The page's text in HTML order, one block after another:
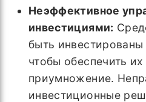
Неэффективное
инвестициями:
быть
чтобы обеспечить
приумножение.
инвестиционные